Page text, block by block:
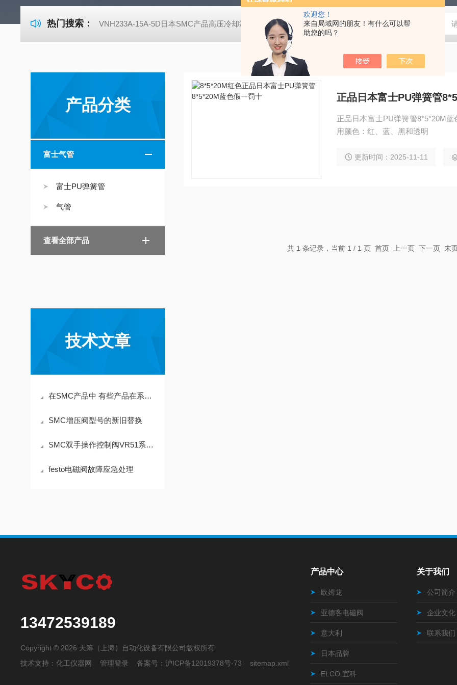
欢迎您！
来自局域网的朋友！有什么可以帮
助您的吗？
热门搜索： VNH233A-15A-5D日本SMC产品高压冷却液用阀 MVSD-180-4E1-AC220V代理金器Mindman电磁阀
产品分类
富士气管
富士PU弹簧管
气管
查看全部产品
技术文章
在SMC产品中 有些产品在系列前面带有10- 25A-等代表含义
SMC增压阀型号的新旧替换
SMC双手操作控制阀VR51系列R51B
festo电磁阀故障应急处理
正品日本富士PU弹簧管
正品日本富士PU弹簧管8*5*20M
用颜色：红、蓝、黑和透明
更新时间：2025-11-11
共 1 条记录，当前 1 / 1 页 首页 上一页 下一页 末
13472539189
Copyright © 2026 天筹（上海）自动化设备有限公司版权所有
技术支持：化工仪器网 管理登录 备案号：沪ICP备12019378号-73 sitemap.xml
产品中心
欧姆龙
亚德客电磁阀
意大利
日本品牌
ELCO 宜科
关于我们
公司简介
企业文化
联系我们